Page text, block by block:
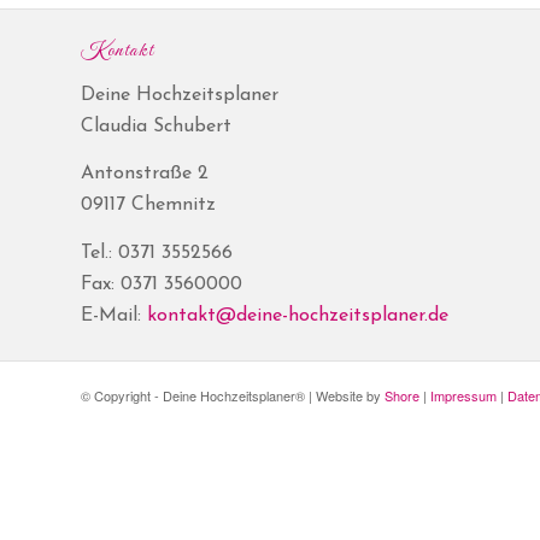
Kontakt
Deine Hochzeitsplaner
Claudia Schubert
Antonstraße 2
09117 Chemnitz
Tel.: 0371 3552566
Fax: 0371 3560000
E-Mail: kontakt@deine-hochzeitsplaner.de
© Copyright - Deine Hochzeitsplaner® | Website by Shore | Impressum |